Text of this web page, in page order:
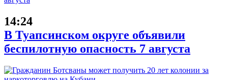
14:24
В Туапсинском округе объявили
беспилотную опасность 7 августа